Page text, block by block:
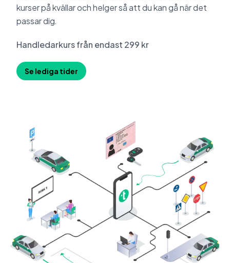
kurser på kvällar och helger så att du kan gå när det
passar dig.
Handledarkurs från endast 299 kr
Se lediga tider